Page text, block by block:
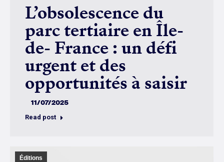
L’obsolescence du
parc tertiaire en Île-
de- France : un défi
urgent et des
opportunités à saisir
11/07/2025
Read post
Éditions